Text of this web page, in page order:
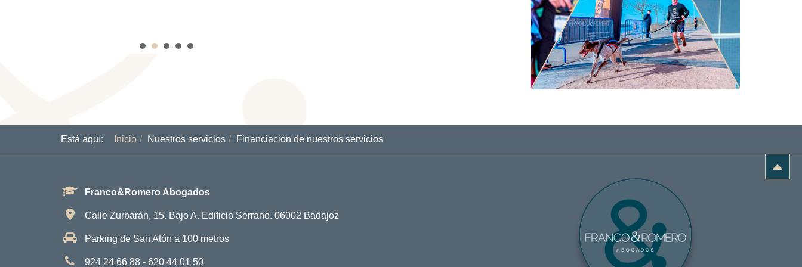
mejor resultado posible. Me
un abogado de confianza,
todo, Dr. Carlos.
Está aquí: Inicio Nuestros servicios Financiación de nuestros servicios
Franco&Romero Abogados
Calle Zurbarán, 15. Bajo A. Edificio Serrano. 06002 Badajoz
Parking de San Atón a 100 metros
924 24 66 88 - 620 44 01 50